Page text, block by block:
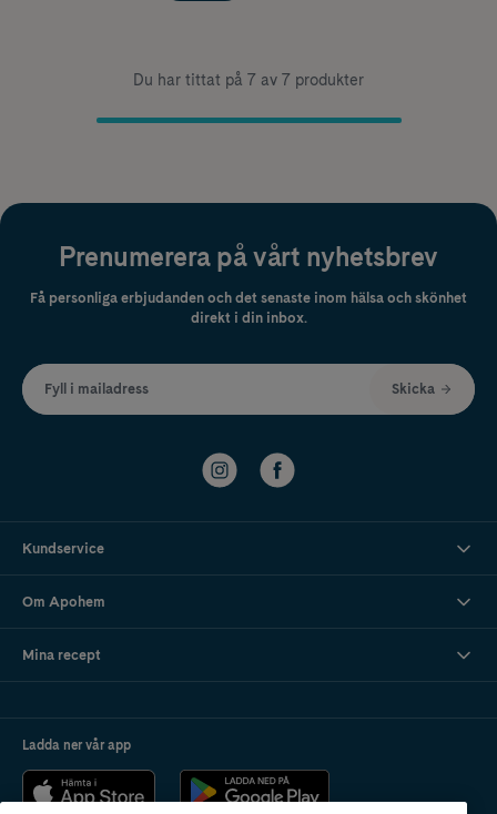
Du har tittat på 7 av 7 produkter
Prenumerera på vårt nyhetsbrev
Få personliga erbjudanden och det senaste inom hälsa och skönhet
direkt i din inbox.
Fyll i mailadress Skicka
Kundservice
Om Apohem
Mina recept
Ladda ner vår app